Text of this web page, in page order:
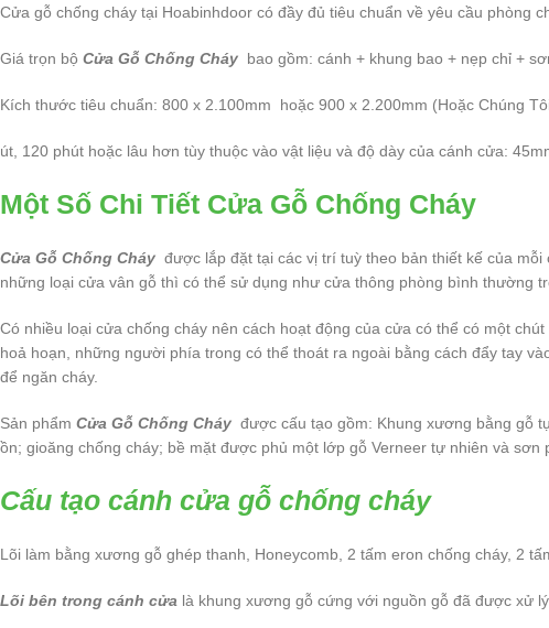
Cửa gỗ chống cháy tại Hoabinhdoor có đầy đủ tiêu chuẩn về yêu cầu phòng
Giá trọn bộ Cửa Gỗ Chống Cháy bao gồm: cánh + khung bao + nẹp chỉ +
Kích thước tiêu chuẩn: 800 x 2.100mm hoặc 900 x 2.200mm (Hoặc Chúng
út, 120 phút hoặc lâu hơn tùy thuộc vào vật liệu và độ dày của cánh cửa:
Một Số Chi Tiết Cửa Gỗ Chống Cháy
Cửa Gỗ Chống Cháy được lắp đặt tại các vị trí tuỳ theo bản thiết kế của
những loại cửa vân gỗ thì có thể sử dụng như cửa thông phòng bình thường
Có nhiều loại cửa chống cháy nên cách hoạt động của cửa có thể có một
hoả hoạn, những người phía trong có thể thoát ra ngoài bằng cách đẩy tay
để ngăn cháy.
Sản phẩm Cửa Gỗ Chống Cháy được cấu tạo gồm: Khung xương bằng gỗ
ồn; gioăng chống cháy; bề mặt được phủ một lớp gỗ Verneer tự nhiên và sơn
Cấu tạo cánh cửa gỗ chống cháy
Lõi làm bằng xương gỗ ghép thanh, Honeycomb, 2 tấm eron chống cháy, 2
Lõi bên trong cánh cửa là khung xương gỗ cứng với nguồn gỗ đã được xử